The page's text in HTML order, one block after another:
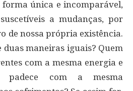
única e incomparável,
a mudanças, por
de nossa própria existência.
duas maneiras iguais? Quem
com a mesma energia e
padece com a mesma